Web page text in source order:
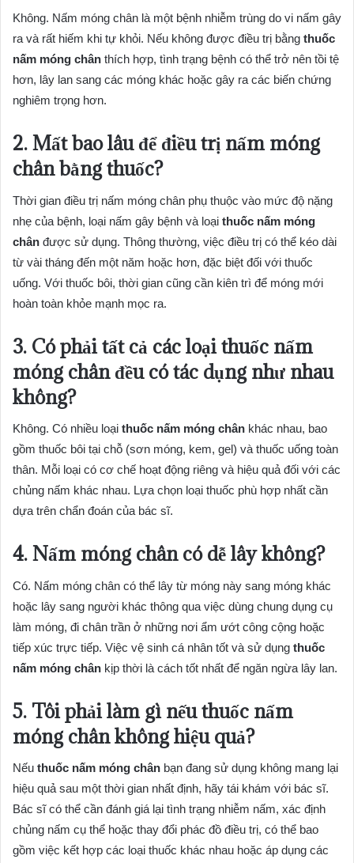
Không. Nấm móng chân là một bệnh nhiễm trùng do vi nấm gây
ra và rất hiếm khi tự khỏi. Nếu không được điều trị bằng thuốc
nấm móng chân thích hợp, tình trạng bệnh có thể trở nên tồi tệ
hơn, lây lan sang các móng khác hoặc gây ra các biến chứng
nghiêm trọng hơn.
2. Mất bao lâu để điều trị nấm móng
chân bằng thuốc?
Thời gian điều trị nấm móng chân phụ thuộc vào mức độ nặng
nhẹ của bệnh, loại nấm gây bệnh và loại thuốc nấm móng
chân được sử dụng. Thông thường, việc điều trị có thể kéo dài
từ vài tháng đến một năm hoặc hơn, đặc biệt đối với thuốc
uống. Với thuốc bôi, thời gian cũng cần kiên trì để móng mới
hoàn toàn khỏe mạnh mọc ra.
3. Có phải tất cả các loại thuốc nấm
móng chân đều có tác dụng như nhau
không?
Không. Có nhiều loại thuốc nấm móng chân khác nhau, bao
gồm thuốc bôi tại chỗ (sơn móng, kem, gel) và thuốc uống toàn
thân. Mỗi loại có cơ chế hoạt động riêng và hiệu quả đối với các
chủng nấm khác nhau. Lựa chọn loại thuốc phù hợp nhất cần
dựa trên chẩn đoán của bác sĩ.
4. Nấm móng chân có dễ lây không?
Có. Nấm móng chân có thể lây từ móng này sang móng khác
hoặc lây sang người khác thông qua việc dùng chung dụng cụ
làm móng, đi chân trần ở những nơi ẩm ướt công cộng hoặc
tiếp xúc trực tiếp. Việc vệ sinh cá nhân tốt và sử dụng thuốc
nấm móng chân kịp thời là cách tốt nhất để ngăn ngừa lây lan.
5. Tôi phải làm gì nếu thuốc nấm
móng chân không hiệu quả?
Nếu thuốc nấm móng chân bạn đang sử dụng không mang lại
hiệu quả sau một thời gian nhất định, hãy tái khám với bác sĩ.
Bác sĩ có thể cần đánh giá lại tình trạng nhiễm nấm, xác định
chủng nấm cụ thể hoặc thay đổi phác đồ điều trị, có thể bao
gồm việc kết hợp các loại thuốc khác nhau hoặc áp dụng các